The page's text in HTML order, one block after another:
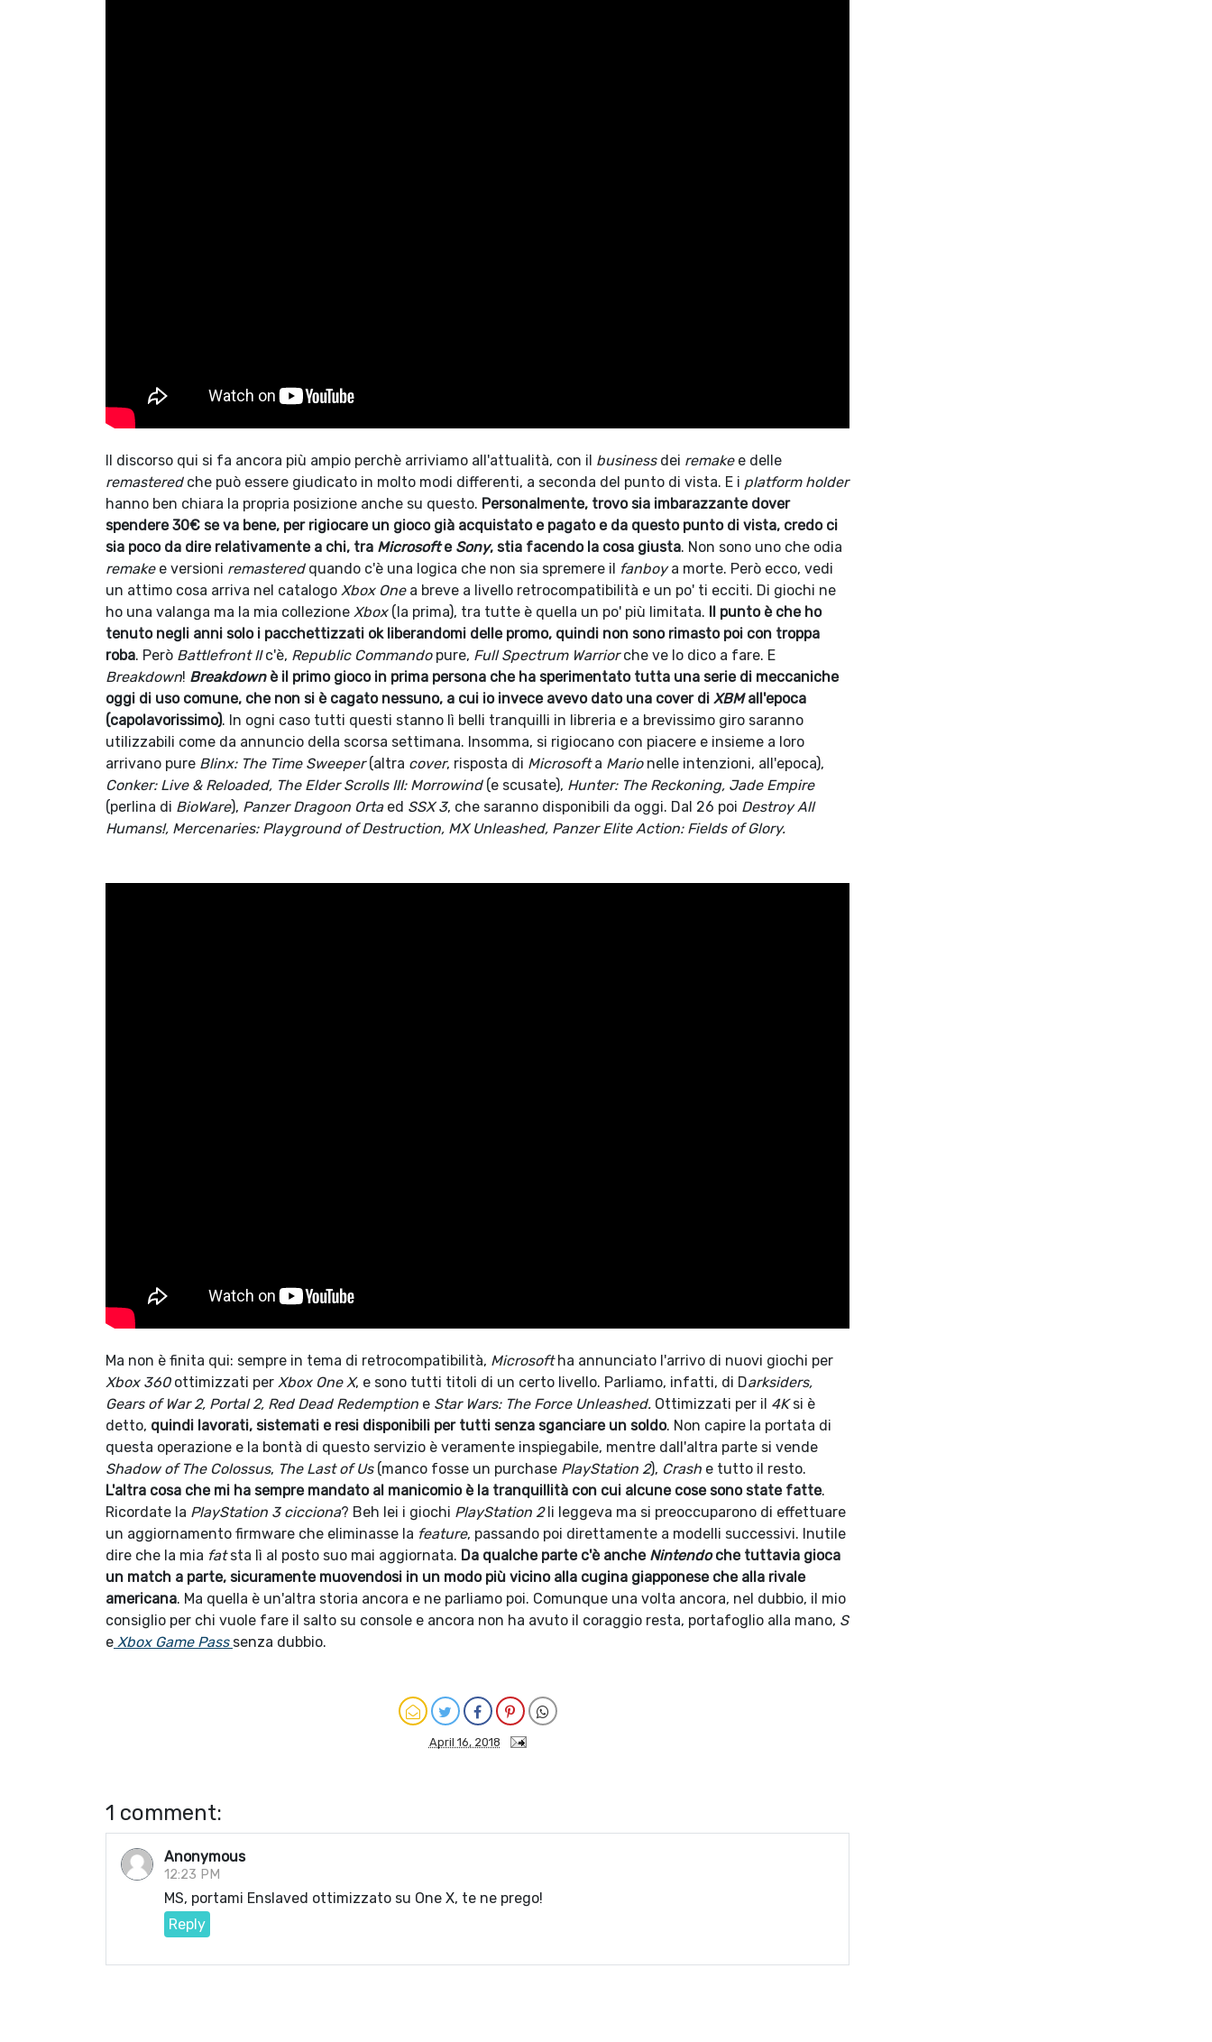
Il discorso qui si fa ancora più ampio perchè arriviamo all'attualità, con il business dei remakee delle
remasteredche può essere giudicato in molto modi differenti, a seconda del punto di vista. E i platform holder
hanno ben chiara la propria posizione anche su questo. Personalmente, trovo sia imbarazzante dover
spendere 30€ se va bene, per rigiocare un gioco già acquistato e pagato e da questo punto di vista, credo ci
sia poco da dire relativamente a chi, tra Microsofte Sony, stia facendo la cosa giusta. Non sono uno che odia
remakee versioni remastered quando c'è una logica che non sia spremere il fanboya morte. Però ecco, vedi
un attimo cosa arriva nel catalogo Xbox Onea breve a livello retrocompatibilità e un po' ti ecciti. Di giochi ne
ho una valanga ma la mia collezione Xbox(la prima), tra tutte è quella un po' più limitata. Il punto è che ho
tenuto negli anni solo i pacchettizzati ok liberandomi delle promo, quindi non sono rimasto poi con troppa
roba. Però Battlefront IIc'è, Republic Commandopure, Full Spectrum Warriorche ve lo dico a fare. E
Breakdown! Breakdown è il primo gioco in prima persona che ha sperimentato tutta una serie di meccaniche
oggi di uso comune, che non si è cagato nessuno, a cui io invece avevo dato una cover di XBMall'epoca
(capolavorissimo). In ogni caso tutti questi stanno lì belli tranquilli in libreria e a brevissimo giro saranno
utilizzabili come da annuncio della scorsa settimana. Insomma, si rigiocano con piacere e insieme a loro
arrivano pure Blinx: The Time Sweeper(altra cover, risposta di Microsofta Mario nelle intenzioni, all'epoca),
Conker: Live & Reloaded, The Elder Scrolls III: Morrowind (e scusate), Hunter: The Reckoning, Jade Empire
(perlina di BioWare), Panzer Dragoon Orta ed SSX 3, che saranno disponibili da oggi. Dal 26 poi Destroy All
Humans!, Mercenaries: Playground of Destruction, MX Unleashed, Panzer Elite Action: Fields of Glory.
Ma non è finita qui: sempre in tema di retrocompatibilità, Microsoftha annunciato l'arrivo di nuovi giochi per
Xbox 360ottimizzati per Xbox One X, e sono tutti titoli di un certo livello. Parliamo, infatti, di Darksiders,
Gears of War 2, Portal 2, Red Dead Redemption e Star Wars: The Force Unleashed. Ottimizzati per il 4Ksi è
detto, quindi lavorati, sistemati e resi disponibili per tutti senza sganciare un soldo. Non capire la portata di
questa operazione e la bontà di questo servizio è veramente inspiegabile, mentre dall'altra parte si vende
Shadow of The Colossus, The Last of Us(manco fosse un purchase PlayStation 2), Crash e tutto il resto.
L'altra cosa che mi ha sempre mandato al manicomio è la tranquillità con cui alcune cose sono state fatte.
Ricordate la PlayStation 3 cicciona? Beh lei i giochi PlayStation 2li leggeva ma si preoccuparono di effettuare
un aggiornamento firmware che eliminasse la feature, passando poi direttamente a modelli successivi. Inutile
dire che la mia fatsta lì al posto suo mai aggiornata. Da qualche parte c'è anche Nintendoche tuttavia gioca
un match a parte, sicuramente muovendosi in un modo più vicino alla cugina giapponese che alla rivale
americana. Ma quella è un'altra storia ancora e ne parliamo poi. Comunque una volta ancora, nel dubbio, il mio
consiglio per chi vuole fare il salto su console e ancora non ha avuto il coraggio resta, portafoglio alla mano, S
e Xbox Game Pass senza dubbio.
April 16, 2018
1 comment:
Anonymous
12:23 PM
MS, portami Enslaved ottimizzato su One X, te ne prego!
Reply